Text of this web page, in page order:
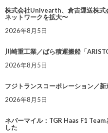
株式会社Univearth、倉吉運送株式
ネットワークを拡大〜
2026年8月5日
川崎重工業／ばら積運搬船「
2026年8月5日
フジトランスコーポレーション／
2026年8月5日
ネバーマイル：TGR Haas F1
した